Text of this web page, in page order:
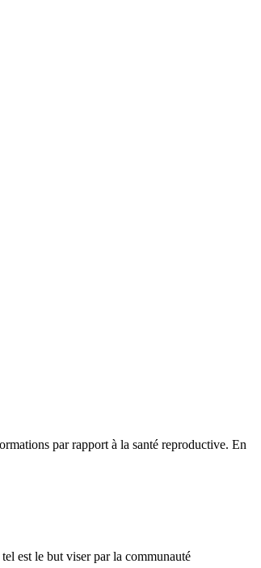
par rapport à la santé reproductive. En
est le but viser par la communauté